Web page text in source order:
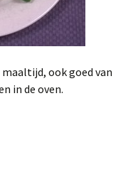
ook goed van
in de oven.